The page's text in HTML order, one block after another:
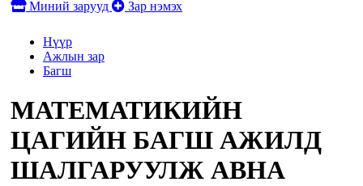
Миний зарууд Зар нэмэх
Нүүр
Ажлын зар
Багш
МАТЕМАТИКИЙН
ЦАГИЙН БАГШ АЖИЛД
ШАЛГАРУУЛЖ АВНА